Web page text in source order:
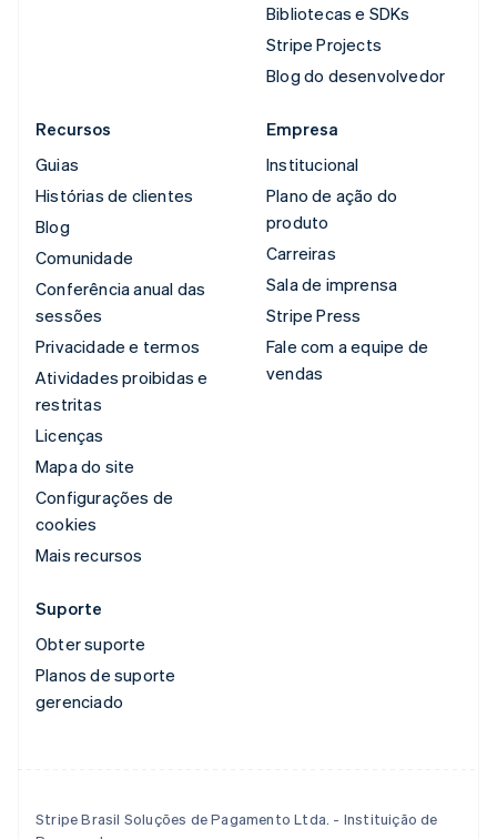
Bibliotecas e SDKs
Stripe Projects
Blog do desenvolvedor
Recursos
Guias
Histórias de clientes
Blog
Comunidade
Conferência anual das
sessões
Privacidade e termos
Atividades proibidas e
restritas
Licenças
Mapa do site
Configurações de
cookies
Mais recursos
Empresa
Institucional
Plano de ação do
produto
Carreiras
Sala de imprensa
Stripe Press
Fale com a equipe de
vendas
Suporte
Obter suporte
Planos de suporte
gerenciado
Stripe Brasil Soluções de Pagamento Ltda. - Instituição de